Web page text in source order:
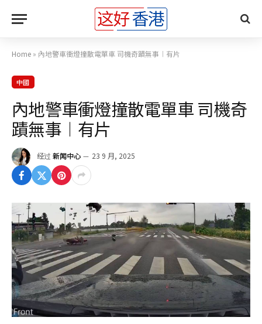
Home » 內地警車衝燈撞散電單車 司機奇蹟無事︱有片
中國
內地警車衝燈撞散電單車 司機奇
蹟無事︱有片
经过 新闻中心 23 9 月, 2025